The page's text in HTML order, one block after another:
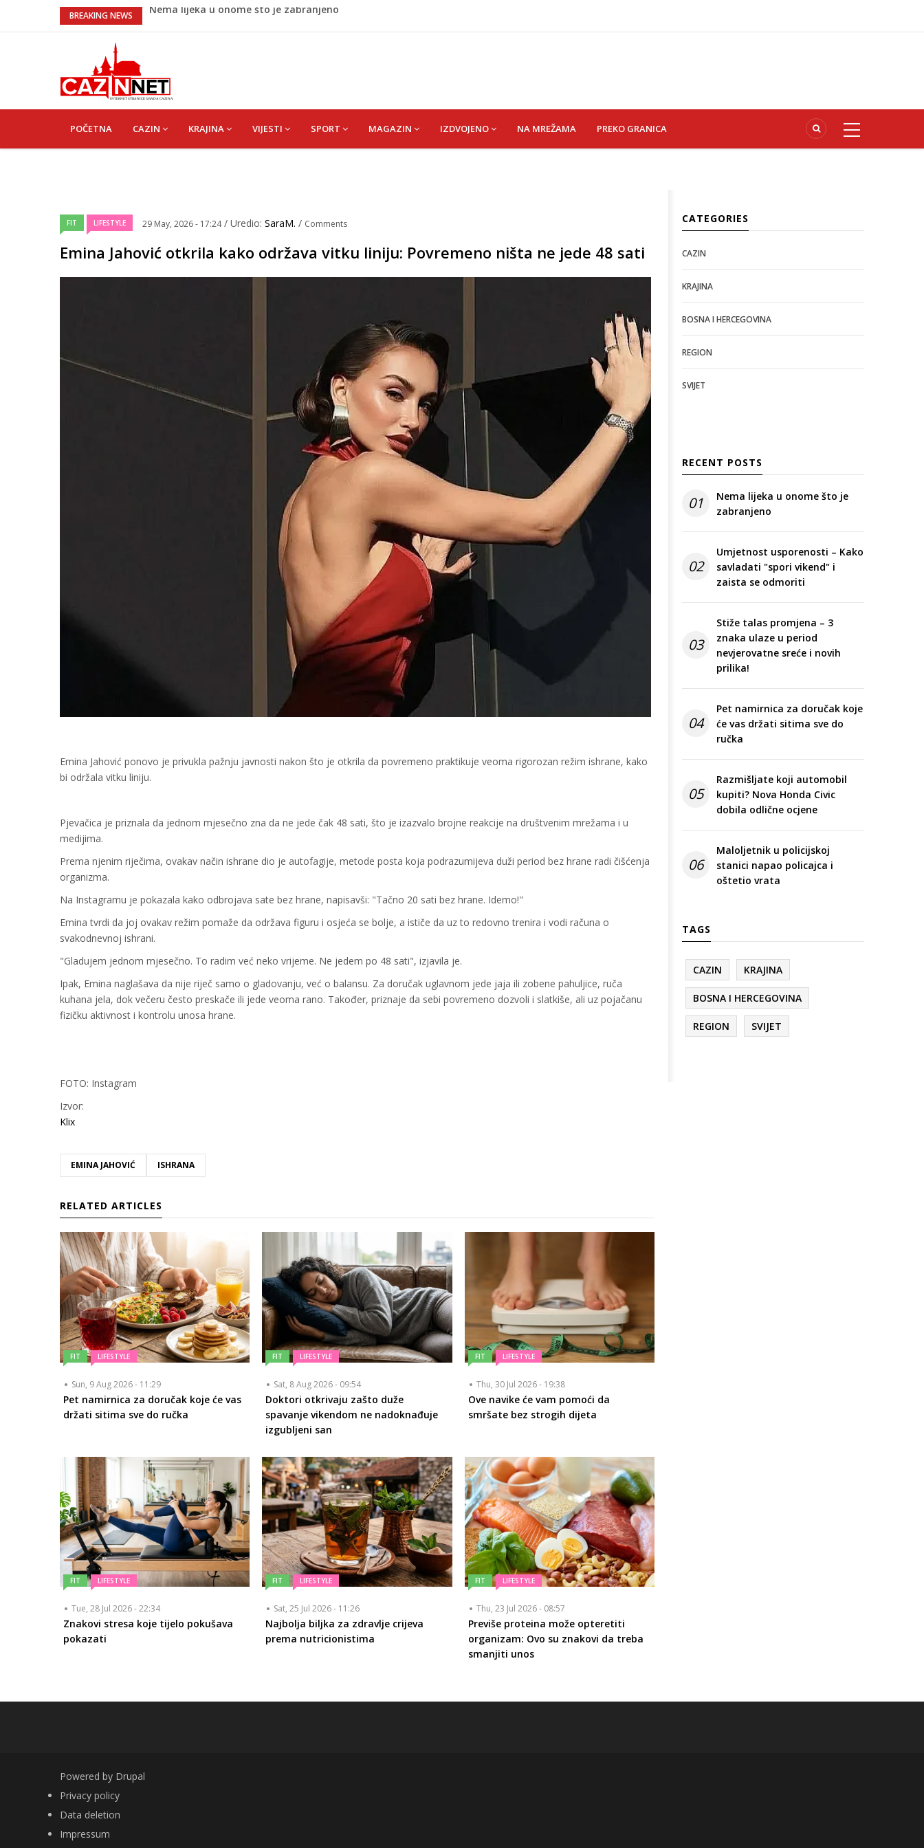
BREAKING NEWS
Umjetnost usporenosti – Kako savladati "spori vikend" i zaista se odmoriti
Maloljetnik u policijskoj stanici napao policajca i oštetio vrata
Nema lijeka u onome što je zabranjeno
NAVIGATION
POČETNA CAZIN KRAJINA VIJESTI SPORT MAGAZIN IZDVOJENO NA MREŽAMA PREKO GRANICA
FIT LIFESTYLE 29 May, 2026 - 17:24 / Uredio: SaraM. / Comments
Emina Jahović otkrila kako održava vitku liniju: Povremeno ništa ne jede 48 sati
Emina Jahović ponovo je privukla pažnju javnosti nakon što je otkrila da povremeno praktikuje veoma rigorozan režim ishrane, kako
bi održala vitku liniju.
Pjevačica je priznala da jednom mjesečno zna da ne jede čak 48 sati, što je izazvalo brojne reakcije na društvenim mrežama i u
medijima.
Prema njenim riječima, ovakav način ishrane dio je autofagije, metode posta koja podrazumijeva duži period bez hrane radi čišćenja
organizma.
Na Instagramu je pokazala kako odbrojava sate bez hrane, napisavši: "Tačno 20 sati bez hrane. Idemo!"
Emina tvrdi da joj ovakav režim pomaže da održava figuru i osjeća se bolje, a ističe da uz to redovno trenira i vodi računa o
svakodnevnoj ishrani.
"Gladujem jednom mjesečno. To radim već neko vrijeme. Ne jedem po 48 sati", izjavila je.
Ipak, Emina naglašava da nije riječ samo o gladovanju, već o balansu. Za doručak uglavnom jede jaja ili zobene pahuljice, ruča
kuhana jela, dok večeru često preskače ili jede veoma rano. Također, priznaje da sebi povremeno dozvoli i slatkiše, ali uz pojačanu
fizičku aktivnost i kontrolu unosa hrane.
FOTO: Instagram
Izvor:
Klix
EMINA JAHOVIĆ ISHRANA
RELATED ARTICLES
FIT LIFESTYLE
Sun, 9 Aug 2026 - 11:29
Pet namirnica za doručak koje će vas
držati sitima sve do ručka
FIT LIFESTYLE
Sat, 8 Aug 2026 - 09:54
Doktori otkrivaju zašto duže
spavanje vikendom ne nadoknađuje
izgubljeni san
FIT LIFESTYLE
Thu, 30 Jul 2026 - 19:38
Ove navike će vam pomoći da
smršate bez strogih dijeta
FIT LIFESTYLE
Tue, 28 Jul 2026 - 22:34
Znakovi stresa koje tijelo pokušava
pokazati
FIT LIFESTYLE
Sat, 25 Jul 2026 - 11:26
Najbolja biljka za zdravlje crijeva
prema nutricionistima
FIT LIFESTYLE
Thu, 23 Jul 2026 - 08:57
Previše proteina može opteretiti
organizam: Ovo su znakovi da treba
smanjiti unos
CATEGORIES
CAZIN
KRAJINA
BOSNA I HERCEGOVINA
REGION
SVIJET
RECENT POSTS
01
Nema lijeka u onome što je
zabranjeno
02
Umjetnost usporenosti – Kako
savladati "spori vikend" i
zaista se odmoriti
03
Stiže talas promjena – 3
znaka ulaze u period
nevjerovatne sreće i novih
prilika!
04
Pet namirnica za doručak koje
će vas držati sitima sve do
ručka
05
Razmišljate koji automobil
kupiti? Nova Honda Civic
dobila odlične ocjene
06
Maloljetnik u policijskoj
stanici napao policajca i
oštetio vrata
TAGS
CAZIN KRAJINA
BOSNA I HERCEGOVINA
REGION SVIJET
Powered by Drupal
FOOTER
Privacy policy
Data deletion
Impressum